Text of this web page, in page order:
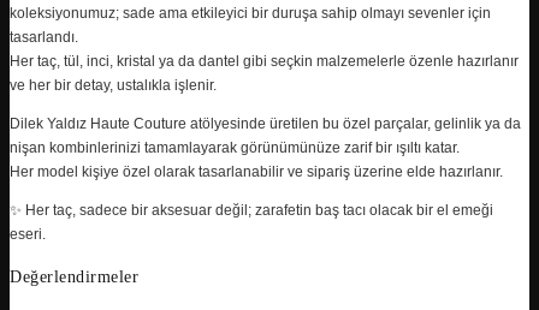
koleksiyonumuz; sade ama etkileyici bir duruşa sahip olmayı sevenler için
tasarlandı.
Her taç, tül, inci, kristal ya da dantel gibi seçkin malzemelerle özenle hazırlanır
ve her bir detay, ustalıkla işlenir.
Dilek Yaldız Haute Couture atölyesinde üretilen bu özel parçalar, gelinlik ya da
nişan kombinlerinizi tamamlayarak görünümünüze zarif bir ışıltı katar.
Her model kişiye özel olarak tasarlanabilir ve sipariş üzerine elde hazırlanır.
✨ Her taç, sadece bir aksesuar değil; zarafetin baş tacı olacak bir el emeği
eseri.
Değerlendirmeler